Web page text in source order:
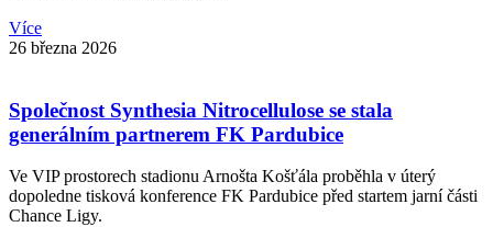
Více
26 března 2026
Společnost Synthesia Nitrocellulose se stala
generálním partnerem FK Pardubice
Ve VIP prostorech stadionu Arnošta Košťála proběhla v úterý
dopoledne tisková konference FK Pardubice před startem jarní části
Chance Ligy.